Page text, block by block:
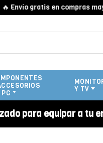
gratis en compras
PC
Y TV
para equipar a tu